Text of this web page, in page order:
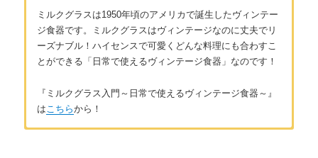
ミルクグラスは1950年頃のアメリカで誕生したヴィンテー
ジ食器です。ミルクグラスはヴィンテージなのに丈夫でリ
ーズナブル！ハイセンスで可愛くどんな料理にも合わすこ
とができる「日常で使えるヴィンテージ食器」なのです！
『ミルクグラス入門～日常で使えるヴィンテージ食器～』
は こちらから！